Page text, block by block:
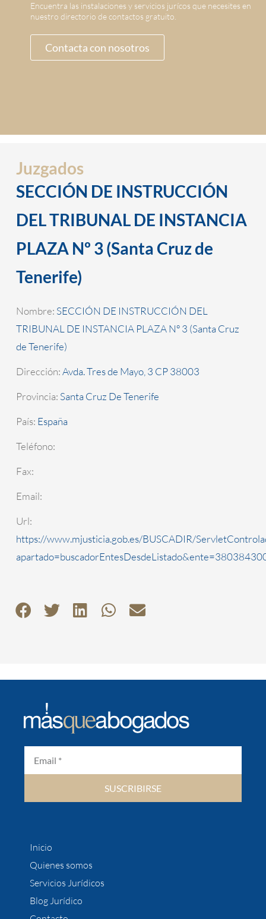
Encuentra las instalaciones y servicios jurícos que necesites en
nuestro directorio de contactos gratuito.
Contacta con nosotros
Juzgados
SECCIÓN DE INSTRUCCIÓN
DEL TRIBUNAL DE INSTANCIA
PLAZA Nº 3 (Santa Cruz de
Tenerife)
Nombre: SECCIÓN DE INSTRUCCIÓN DEL
TRIBUNAL DE INSTANCIA PLAZA Nº 3 (Santa Cruz
de Tenerife)
Dirección:Avda. Tres de Mayo, 3 CP 38003
Provincia: Santa Cruz De Tenerife
País: España
Teléfono:
Fax:
Email:
Url:
https://www.mjusticia.gob.es/BUSCADIR/
SUSCRIBIRSE
Inicio
Quienes somos
Servicios Jurídicos
Blog Jurídico